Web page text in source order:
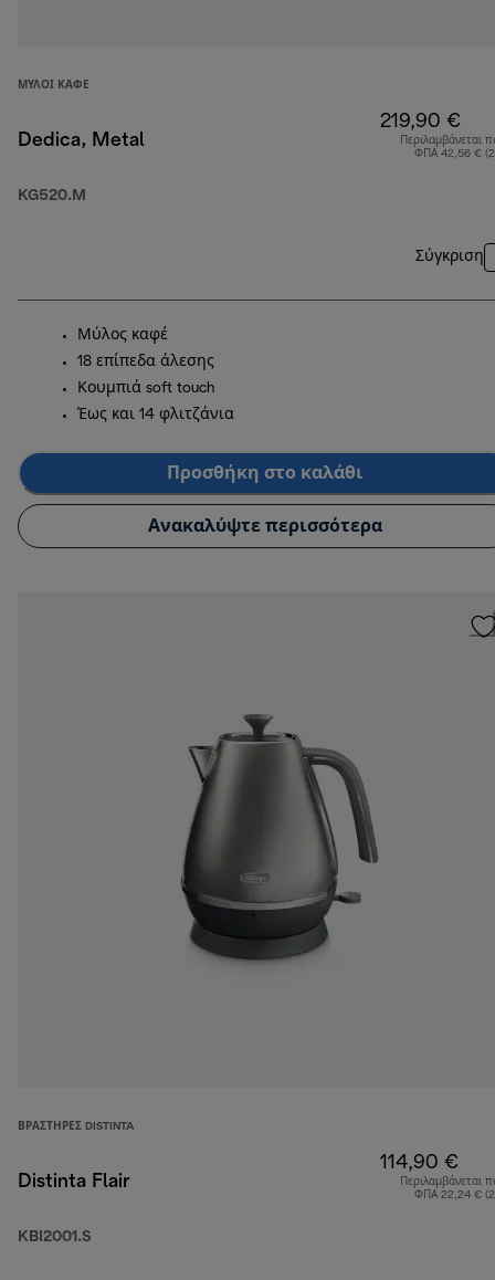
ΜΎΛΟΙ ΚΑΦΈ
Dedica, Metal
KG520.M
219,90 €
Περιλαμβάνεται
ΦΠΑ 42,56 €
Σύγκριση
Μύλος καφέ
18 επίπεδα άλεσης
Κουμπιά soft touch
Έως και 14 φλιτζάνια
Προσθήκη στο καλάθι
Ανακαλύψτε περισσότερα
ΒΡΑΣΤΉΡΕΣ DISTINTA
Distinta Flair
KBI2001.S
114,90 €
Περιλαμβάνεται
ΦΠΑ 22,24 €